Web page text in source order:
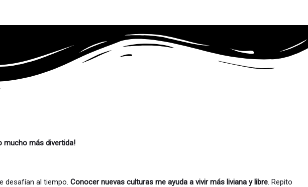
mucho más divertida!
desafían al tiempo. Conocer nuevas culturas me ayuda a vivir más liviana y libre. Repito